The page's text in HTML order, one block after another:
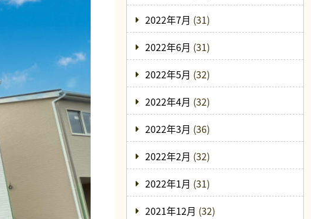
2022年7月 (31)
2022年6月 (31)
2022年5月 (32)
2022年4月 (32)
2022年3月 (36)
2022年2月 (32)
2022年1月 (31)
2021年12月 (32)